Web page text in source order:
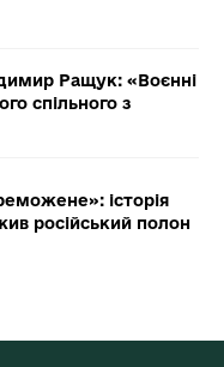
Ращук: «Воєнні
спільного з
історія
російський полон